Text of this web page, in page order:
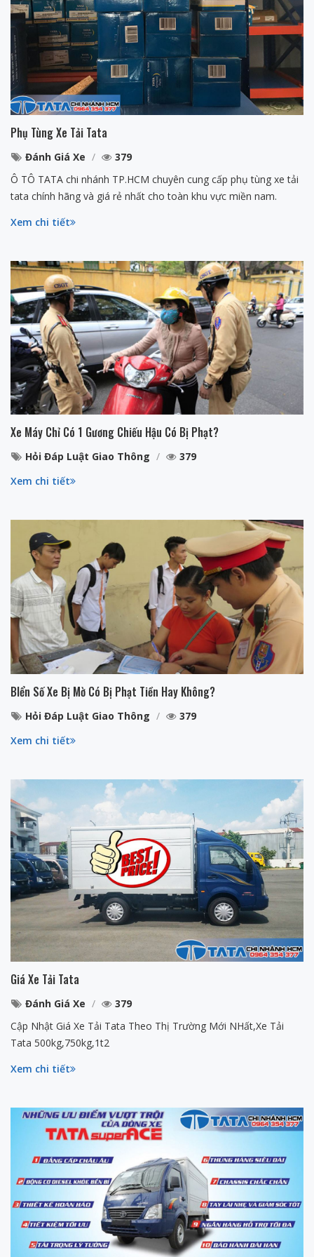
Phụ Tùng Xe Tải Tata
Đánh Giá Xe
379
Ô TÔ TATA chi nhánh TP.HCM chuyên cung cấp phụ tùng xe tải
tata chính hãng và giá rẻ nhất cho toàn khu vực miền nam.
Xem chi tiết
Xe Máy Chỉ Có 1 Gương Chiếu Hậu Có Bị Phạt?
Hỏi Đáp Luật Giao Thông
379
Xem chi tiết
BIển Số Xe Bị Mờ Có Bị Phạt Tiền Hay Không?
Hỏi Đáp Luật Giao Thông
379
Xem chi tiết
Giá Xe Tải Tata
Đánh Giá Xe
379
Cập Nhật Giá Xe Tải Tata Theo Thị Trường Mới NHất,Xe Tải
Tata 500kg,750kg,1t2
Xem chi tiết